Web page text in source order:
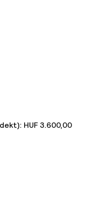
HUF 3.600,00